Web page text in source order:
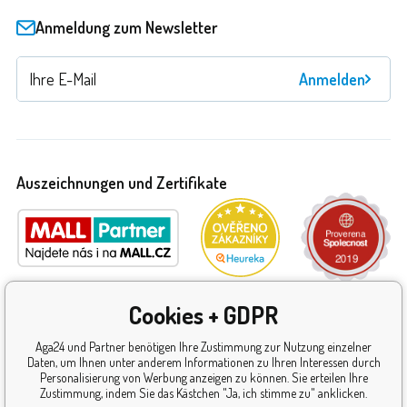
Anmeldung zum Newsletter
Anmelden
Auszeichnungen und Zertifikate
Cookies + GDPR
Aga24 und Partner benötigen Ihre Zustimmung zur Nutzung einzelner
Daten, um Ihnen unter anderem Informationen zu Ihren Interessen durch
Personalisierung von Werbung anzeigen zu können. Sie erteilen Ihre
Zustimmung, indem Sie das Kästchen "Ja, ich stimme zu" anklicken.